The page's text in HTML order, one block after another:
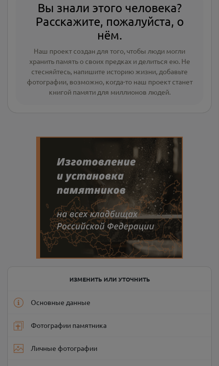
Вы знали этого человека?
Расскажите, пожалуйста, о
нём.
Наш проект создан для того, чтобы люди могли
хранить память о своих предках и делиться ею. Не
стесняйтесь, напишите историю жизни, добавьте
фотографии, возможно, когда-то наш проект станет
книгой памяти для миллионов людей.
ИЗМЕНИТЬ ИЛИ УТОЧНИТЬ
Основные данные
Фотографии памятника
Личные фотографии